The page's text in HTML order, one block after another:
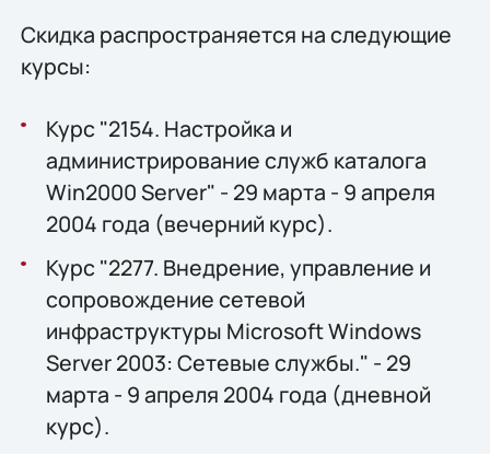
Скидка распространяется на следующие
курсы:
Курс "2154. Настройка и
администрирование служб каталога
Win2000 Server" - 29 марта - 9 апреля
2004 года (вечерний курс).
Курс "2277. Внедрение, управление и
сопровождение сетевой
инфраструктуры Microsoft Windows
Server 2003: Сетевые службы." - 29
марта - 9 апреля 2004 года (дневной
курс).